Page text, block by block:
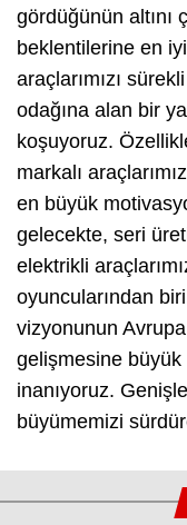
gördüğünün altını
beklentilerine en
araçlarımızı
odağına alan bir
koşuyoruz.
markalı
en büyük
gelecekte, seri
elektrikli
oyuncularından
vizyonunun
gelişmesine büyük
inanıyoruz.
büyümemizi